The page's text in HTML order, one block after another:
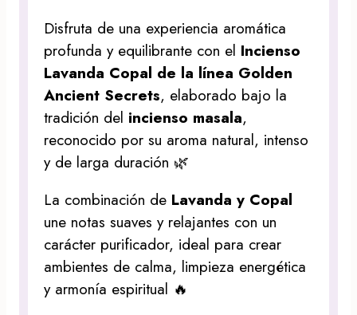
Disfruta de una experiencia aromática
profunda y equilibrante con el Incienso
Lavanda Copal de la línea Golden
Ancient Secrets, elaborado bajo la
tradición del incienso masala,
reconocido por su aroma natural, intenso
y de larga duración 🌿
La combinación de Lavanda y Copal
une notas suaves y relajantes con un
carácter purificador, ideal para crear
ambientes de calma, limpieza energética
y armonía espiritual 🔥